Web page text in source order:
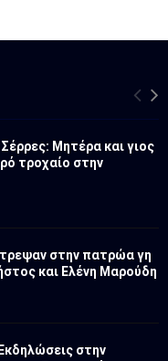
Μητέρα και γιος
τροχαίο στην
στην πατρώα γη
και Ελένη Μαρούδη
στην